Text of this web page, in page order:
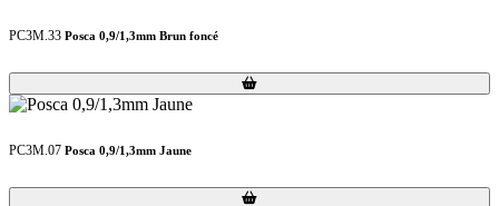
PC3M.33 Posca 0,9/1,3mm Brun foncé
Loading...
Loading...
PC3M.07 Posca 0,9/1,3mm Jaune
Loading...
Loading...